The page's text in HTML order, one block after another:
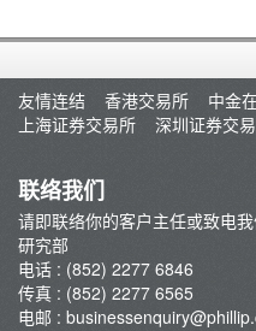
友情连结
香港交易所 中金
上海证券交易所
深圳证券交
联络我们
请即联络你的客户主任或致电我
研究部
电话 : (852) 2277 6846
传真 : (852) 2277 6565
电邮 :